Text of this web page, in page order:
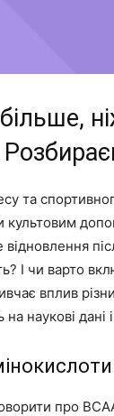
та
культовим
І чи варто
вплив
наукові дані
про